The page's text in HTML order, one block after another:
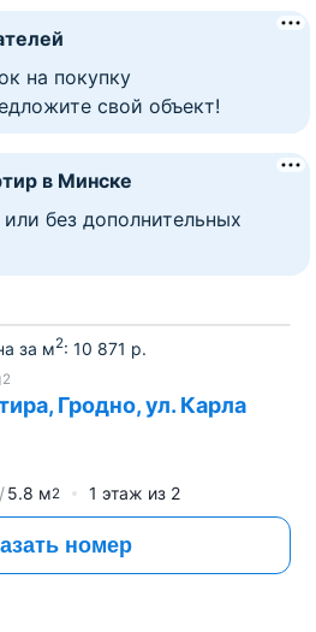
за м2: 10 871 р.
2
Гродно, ул. Карла
5.8 м2 1 этаж из 2
номер
на покупку
свой объект!
в Минске
без дополнительных